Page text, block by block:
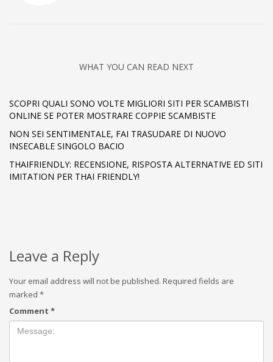
WHAT YOU CAN READ NEXT
SCOPRI QUALI SONO VOLTE MIGLIORI SITI PER SCAMBISTI
ONLINE SE POTER MOSTRARE COPPIE SCAMBISTE
NON SEI SENTIMENTALE, FAI TRASUDARE DI NUOVO
INSECABLE SINGOLO BACIO
THAIFRIENDLY: RECENSIONE, RISPOSTA ALTERNATIVE ED SITI
IMITATION PER THAI FRIENDLY!
Leave a Reply
Your email address will not be published. Required fields are
marked *
Comment *